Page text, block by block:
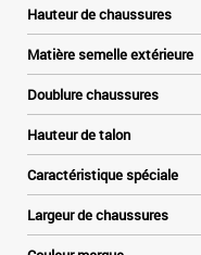
Hauteur de chaussures
Matière semelle extérieure
Doublure chaussures
Hauteur de talon
Caractéristique spéciale
Largeur de chaussures